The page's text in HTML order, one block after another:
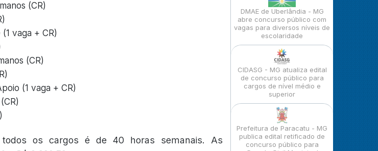
(CR)
vaga + CR)
(CR)
(1 vaga + CR)
os cargos é de 40 horas semanais. As
DMAE de Uberlândia - MG
abre concurso público com
vagas para diversos níveis de
escolaridade
CIDASG - MG atualiza edital
de concurso público para
cargos de nível médio e
superior
Prefeitura de Paracatu - MG
publica edital retificado de
concurso público para